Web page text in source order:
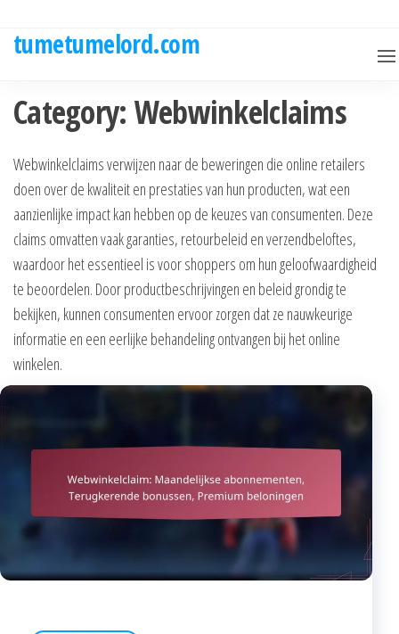
tumetumelord.com
Category: Webwinkelclaims
Webwinkelclaims verwijzen naar de beweringen die online retailers
doen over de kwaliteit en prestaties van hun producten, wat een
aanzienlijke impact kan hebben op de keuzes van consumenten. Deze
claims omvatten vaak garanties, retourbeleid en verzendbeloftes,
waardoor het essentieel is voor shoppers om hun geloofwaardigheid
te beoordelen. Door productbeschrijvingen en beleid grondig te
bekijken, kunnen consumenten ervoor zorgen dat ze nauwkeurige
informatie en een eerlijke behandeling ontvangen bij het online
winkelen.